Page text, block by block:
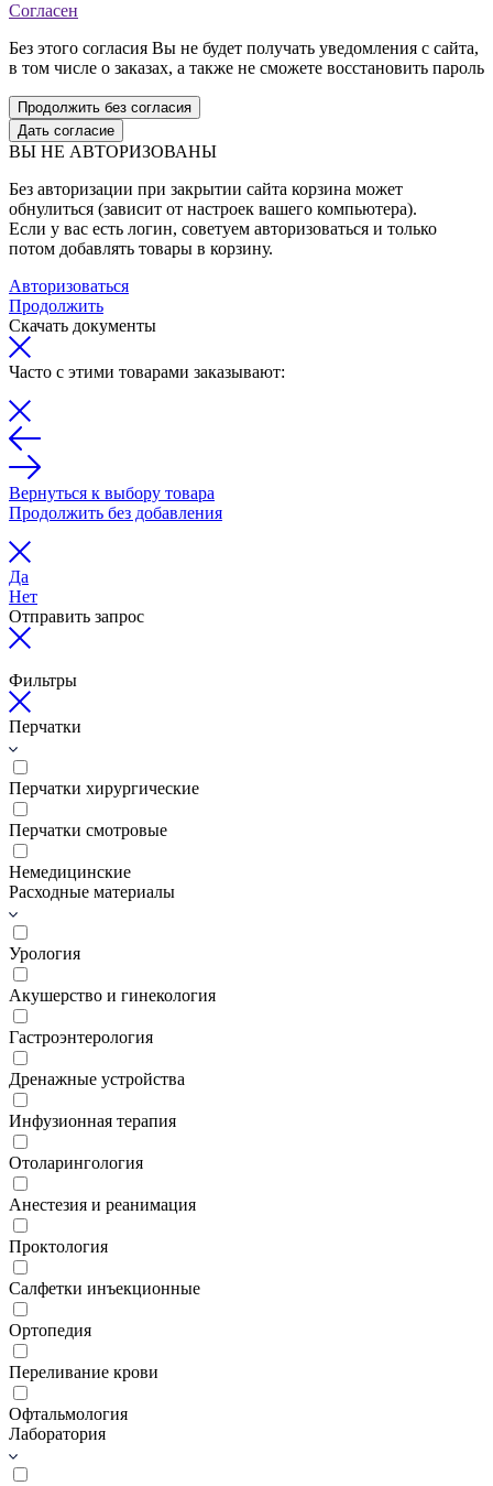
Согласен
Без этого согласия Вы не будет получать уведомления с сайта,
в том числе о заказах, а также не сможете восстановить пароль
Продолжить без согласия
Дать согласие
ВЫ НЕ АВТОРИЗОВАНЫ
Без авторизации при закрытии сайта корзина может
обнулиться (зависит от настроек вашего компьютера).
Если у вас есть логин, советуем авторизоваться и только
потом добавлять товары в корзину.
Авторизоваться
Продолжить
Скачать документы
Часто с этими товарами заказывают:
Вернуться к выбору товара
Продолжить без добавления
Да
Нет
Отправить запрос
Фильтры
Перчатки
Перчатки хирургические
Перчатки смотровые
Немедицинские
Расходные материалы
Урология
Акушерство и гинекология
Гастроэнтерология
Дренажные устройства
Инфузионная терапия
Отоларингология
Анестезия и реанимация
Проктология
Салфетки инъекционные
Ортопедия
Переливание крови
Офтальмология
Лаборатория